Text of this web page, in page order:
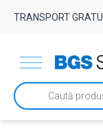
TRANSPORT
Products
search